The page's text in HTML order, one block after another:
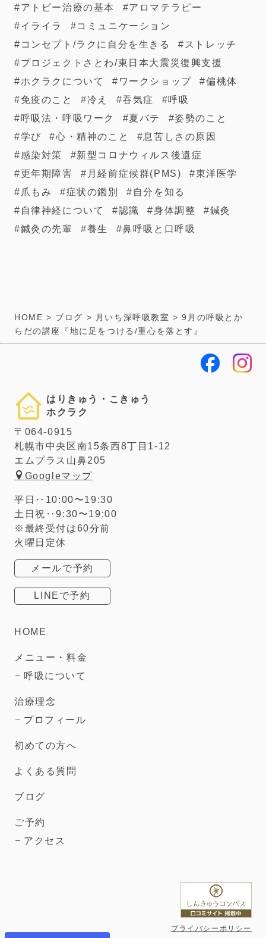
アトピー治療の基本
アロマテラピー
イライラ
コミュニケーション
コンセプト/ラクに自分を生きる
ストレッチ
プロジェクトさとわ/東日本大震災復興支援
ホクラクについて
ワークショップ
偏桃体
免疫のこと
冷え 吞気症
呼吸
呼吸法・呼吸ワーク
夏バテ
姿勢のこと
学び
心・精神のこと
息苦しさの原因
感染対策
新型コロナウィルス後遺症
更年期障害
月経前症候群(PMS)
東洋医学
爪もみ
症状の鑑別
自分を知る
自律神経について
認識 身体調整
鍼灸
鍼灸の先輩
養生 鼻呼吸と口呼吸
HOME > ブログ > 月いち深呼吸教室 >9月の呼吸とか
らだの講座『地に足をつける/重心を落とす』
はりきゅう・こきゅう
ホクラク
〒064-0915
札幌市中央区南15条西8丁目1-12
エムプラス山鼻205
Googleマップ
平日‥10:00〜19:30
土日祝‥9:30〜19:00
※最終受付は60分前
火曜日定休
メールで予約
LINEで予約
HOME
メニュー・料金
呼吸について
治療理念
プロフィール
初めての方へ
よくある質問
ブログ
ご予約
アクセス
プライバシーポリシー